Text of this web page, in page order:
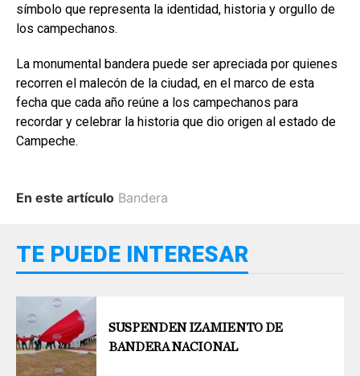
símbolo que representa la identidad, historia y orgullo de
los campechanos.
La monumental bandera puede ser apreciada por quienes
recorren el malecón de la ciudad, en el marco de esta
fecha que cada año reúne a los campechanos para
recordar y celebrar la historia que dio origen al estado de
Campeche.
En este artículo Bandera
TE PUEDE INTERESAR
SUSPENDEN IZAMIENTO DE
BANDERA NACIONAL